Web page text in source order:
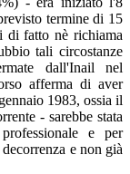
termine di 15
di fatto nè richiama
tali circostanze
dall'Inail nel
afferma di aver
1983, ossia il
- sarebbe stata
e per
e non già